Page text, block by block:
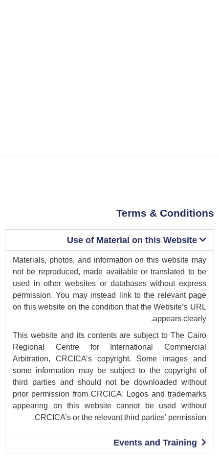
Terms & Conditions
Use of Material on this Website
Materials, photos, and information on this website may
not be reproduced, made available or translated to be
used in other websites or databases without express
permission. You may instead link to the relevant page
on this website on the condition that the Website’s URL
appears clearly.
This website and its contents are subject to The Cairo
Regional Centre for International Commercial
Arbitration, CRCICA’s copyright. Some images and
some information may be subject to the copyright of
third parties and should not be downloaded without
prior permission from CRCICA. Logos and trademarks
appearing on this website cannot be used without
CRCICA’s or the relevant third parties’ permission.
Events and Training